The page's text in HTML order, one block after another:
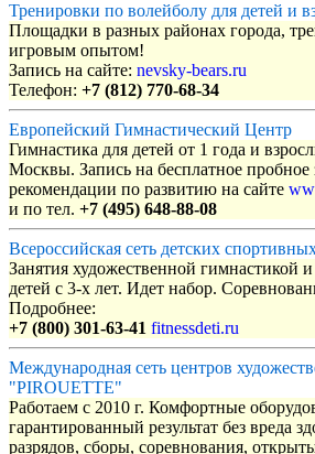
Тренировки по волейболу для детей и
Площадки в разных районах города,
игровым опытом!
Запись на сайте: nevsky-bears.ru
Телефон: +7 (812) 770-68-34
Европейский Гимнастический Центр
Гимнастика для детей от 1 года и
Москвы. Запись на бесплатное пробное
рекомендации по развитию на сайте
и по тел. +7 (495) 648-88-08
Всероссийская сеть детских
Занятия художественной гимнастикой
детей с 3-х лет. Идет набор.
Подробнее:
+7 (800) 301-63-41 fitnessdeti.ru
Международная сеть центров
"PIROUETTE"
Работаем с 2010 г. Комфортные
гарантированный результат без вреда
разрядов, сборы, соревнования,